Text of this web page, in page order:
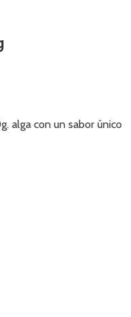
alga con un sabor único